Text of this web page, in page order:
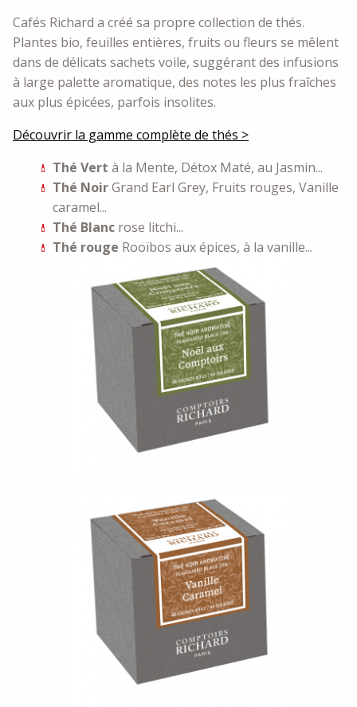
Cafés Richard a créé sa propre collection de thés.
Plantes bio, feuilles entières, fruits ou fleurs se mêlent
dans de délicats sachets voile, suggérant des infusions
à large palette aromatique, des notes les plus fraîches
aux plus épicées, parfois insolites.
Découvrir la gamme complète de thés >
Thé Vert à la Mente, Détox Maté, au Jasmin...
Thé NoirGrand Earl Grey, Fruits rouges, Vanille
caramel...
Thé Blanc rose litchi...
Thé rouge Rooïbos aux épices, à la vanille...